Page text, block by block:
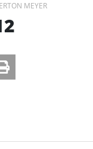
MEYER